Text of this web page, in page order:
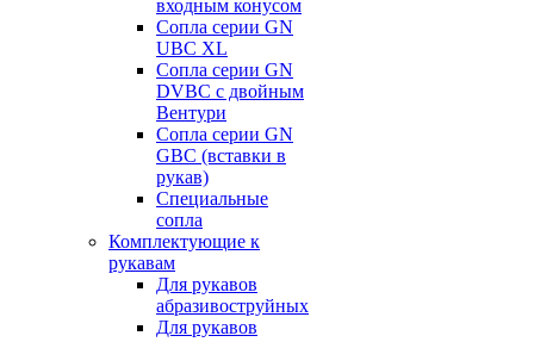
входным конусом
Сопла серии GN
UBC XL
Сопла серии GN
DVBC с двойным
Вентури
Сопла серии GN
GBC (вставки в
рукав)
Специальные
сопла
Комплектующие к
рукавам
Для рукавов
абразивоструйных
Для рукавов